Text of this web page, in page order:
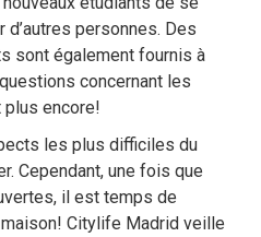
personnes. Des
sont également fournis à
concernant les
encore!
les plus difficiles du
Cependant, une fois que
il est temps de
Citylife Madrid veille